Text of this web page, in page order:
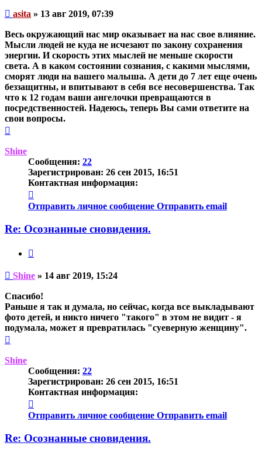
Непрочитанное
asita » 13 авг 2019, 07:39
Весь окружающий нас мир оказывает на нас свое влияние.
Мысли людей не куда не исчезают по закону сохранения
энергии. И скорость этих мыслей не меньше скорости
света. А в каком состоянии сознания, с какими мыслями,
сморят люди на вашего малыша. А дети до 7 лет еще очень
беззащитны, и впитывают в себя все несовершенства. Так
что к 12 годам ваши ангелочки превращаются в
посредственностей. Надеюсь, теперь Вы сами ответите на
свои вопросы.
началу
Shine
Сообщения: 22
Зарегистрирован: 26 сен 2015, 16:51
Контактная информация:
информация
пользователя
Отправить личное сообщение Отправить email
Re: Осознанные сновидения.
Непрочитанное
Shine » 14 авг 2019, 15:24
Спасибо!
Раньше я так и думала, но сейчас, когда все выкладывают
фото детей, и никто ничего "такого" в этом не видит - я
подумала, может я превратилась "суеверную женщину".
началу
Shine
Сообщения: 22
Зарегистрирован: 26 сен 2015, 16:51
Контактная информация:
информация
пользователя
Отправить личное сообщение Отправить email
Re: Осознанные сновидения.